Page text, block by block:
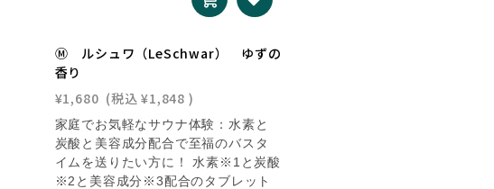
Ⓜ ルシュワ（LeSchwar） ゆずの
香り
¥1,680 (税込 ¥1,848 )
家庭でお気軽なサウナ体験：水素と
炭酸と美容成分配合で至福のバスタ
イムを送りたい方に！ 水素※1と炭酸
※2と美容成分※3配合のタブレット